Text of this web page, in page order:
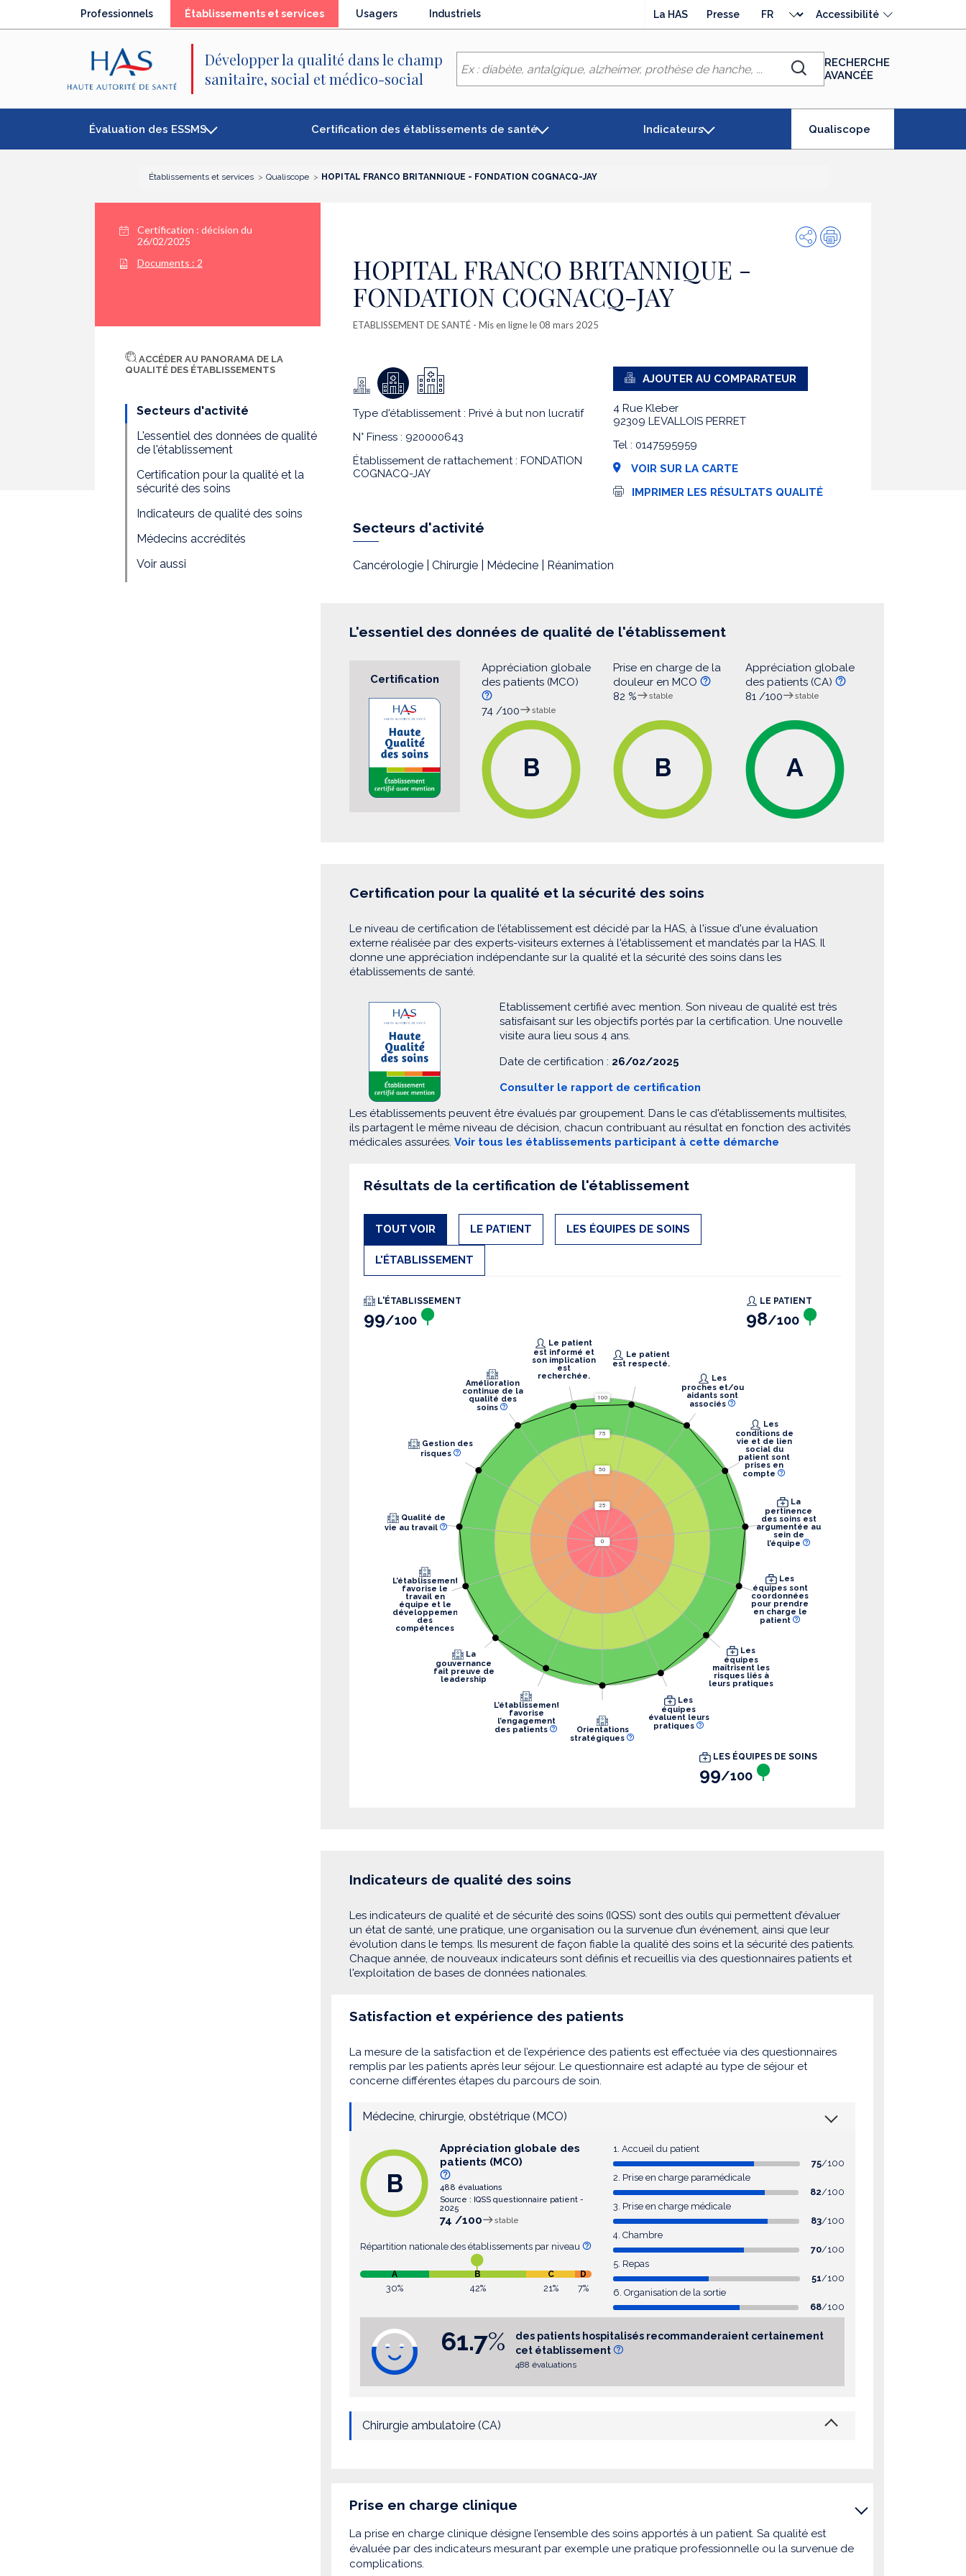
Professionnels Établissements et services(élémentUsagers Industriels La HAS Presse
langue
Accessibilité
Développer la qualité dans le champ
sanitaire, social et médico-social
Chercher
RECHERCHE
AVANCÉE
Évaluation des ESSMS Certification des établissements de santé Indicateurs Qualiscope(élément
Établissements et services Qualiscope HOPITAL FRANCO BRITANNIQUE - FONDATION COGNACQ-JAY
Certification : décision du
26/02/2025
Documents : 2
ACCÉDER AU PANORAMA DE LA
QUALITÉ DES ÉTABLISSEMENTS
Secteurs d'activité
L'essentiel des données de qualité
de l'établissement
Certification pour la qualité et la
sécurité des soins
Indicateurs de qualité des soins
Médecins accrédités
Voir aussi
PartagerImpression
HOPITAL FRANCO BRITANNIQUE -
FONDATION COGNACQ-JAY
ETABLISSEMENT DE SANTÉ - Mis en ligne le 08 mars 2025
Type d'établissement : Privé à but non lucratif
N° Finess : 920000643
Établissement de rattachement : FONDATION
COGNACQ-JAY
AJOUTER AU COMPARATEUR
4 Rue Kleber
92309 LEVALLOIS PERRET
Tel : 0147595959
VOIR SUR LA CARTE
I
IMPRIMER LES RÉSULTATS QUALITÉ
Secteurs d'activité
Cancérologie | Chirurgie | Médecine | Réanimation
L'essentiel des données de qualité de l'établissement
Certification
Appréciation globale
des patients (MCO)
74 /100 stable
B
Prise en charge de la
douleur en MCO
82 %
stable
B
Appréciation globale
des patients (CA)
81 /100
stable
A
Certification pour la qualité et la sécurité des soins
Le niveau de certification de l’établissement est décidé par la HAS, à l'issue d'une évaluation
externe réalisée par des experts-visiteurs externes à l'établissement et mandatés par la HAS. Il
donne une appréciation indépendante sur la qualité et la sécurité des soins dans les
établissements de santé.
Etablissement certifié avec mention. Son niveau de qualité est très
satisfaisant sur les objectifs portés par la certification. Une nouvelle
visite aura lieu sous 4 ans.
Date de certification : 26/02/2025
Consulter le rapport de certification
Les établissements peuvent être évalués par groupement. Dans le cas d'établissements multisites,
ils partagent le même niveau de décision, chacun contribuant au résultat en fonction des activités
médicales assurées. Voir tous les établissements participant à cette démarche
Résultats de la certification de l'établissement
TOUT VOIR LE PATIENT LES ÉQUIPES DE SOINS
L'ÉTABLISSEMENT
LE PATIENT
98/100
LES ÉQUIPES DE SOINS
99/100
L'ÉTABLISSEMENT
99/100
est informé et
son implication
est
recherchée.
est respecté.
proches et/ou
aidants sont
associés
conditions de
vie et de lien
social du
patient sont
prises en
compte
La
pertinence
des soins est
argumentée au
sein de
l’équipe
équipes sont
coordonnées
pour prendre
en charge le
patient
équipes
maîtrisent les
risques liés à
leurs pratiques
équipes
évaluent leurs
pratiques
Orientations
stratégiques
L’établissement
favorise
l’engagement
des patients
La
gouvernance
fait preuve de
leadership
L’établissement
favorise le
travail en
équipe et le
développement
des
compétences
Qualité de
vie au travail
risques
Amélioration
continue de la
qualité des
soins
100
75
50
25
0
Indicateurs de qualité des soins
Les indicateurs de qualité et de sécurité des soins (IQSS) sont des outils qui permettent d’évaluer
un état de santé, une pratique, une organisation ou la survenue d’un événement, ainsi que leur
évolution dans le temps. Ils mesurent de façon fiable la qualité des soins et la sécurité des patients.
Chaque année, de nouveaux indicateurs sont définis et recueillis via des questionnaires patients et
l'exploitation de bases de données nationales.
Satisfaction et expérience des patients
La mesure de la satisfaction et de l’expérience des patients est effectuée via des questionnaires
remplis par les patients après leur séjour. Le questionnaire est adapté au type de séjour et
concerne différentes étapes du parcours de soin.
Médecine, chirurgie, obstétrique (MCO)
Appréciation globale des
patients (MCO)
488 évaluations
Source : IQSS questionnaire patient -
2025
74 /100 stable
B
Répartition nationale des établissements par niveau
A B C D
30% 42% 21% 7%
1. Accueil du patient
75/100
2. Prise en charge paramédicale
82/100
3. Prise en charge médicale
83/100
4. Chambre
70/100
5. Repas
51/100
6. Organisation de la sortie
68/100
61.7%
des patients hospitalisés recommanderaient certainement
cet établissement
488 évaluations
Chirurgie ambulatoire (CA)
Prise en charge clinique
La prise en charge clinique désigne l’ensemble des soins apportés à un patient. Sa qualité est
évaluée par des indicateurs mesurant par exemple une pratique professionnelle ou la survenue de
complications.